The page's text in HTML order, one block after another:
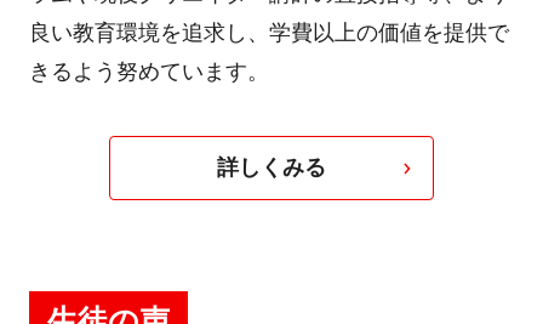
良い教育環境を追求し、学費以上の価値を提供で
きるよう努めています。
詳しくみる